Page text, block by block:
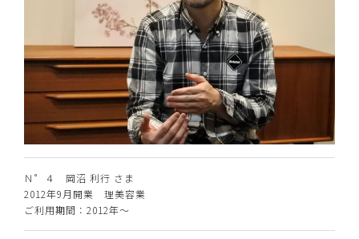
Ｎ゜４ 岡沼 利行 さま
2012年9月開業 理美容業
ご利用期間：2012年～